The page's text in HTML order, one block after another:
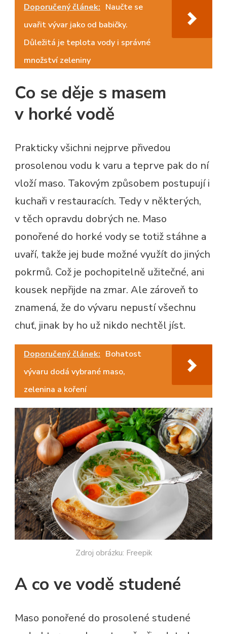
Doporučený článek: Naučte se
uvařit vývar jako od babičky.
Důležitá je teplota vody i správné
množství zeleniny
Co se děje s masem
v horké vodě
Prakticky všichni nejprve přivedou
prosolenou vodu k varu a teprve pak do ní
vloží maso. Takovým způsobem postupují i
kuchaři v restauracích. Tedy v některých,
v těch opravdu dobrých ne. Maso
ponořené do horké vody se totiž stáhne a
uvaří, takže jej bude možné využít do jiných
pokrmů. Což je pochopitelně užitečné, ani
kousek nepřijde na zmar. Ale zároveň to
znamená, že do vývaru nepustí všechnu
chuť, jinak by ho už nikdo nechtěl jíst.
Doporučený článek: Bohatost
vývaru dodá vybrané maso,
zelenina a koření
Zdroj obrázku: Freepik
A co ve vodě studené
Maso ponořené do prosolené studené